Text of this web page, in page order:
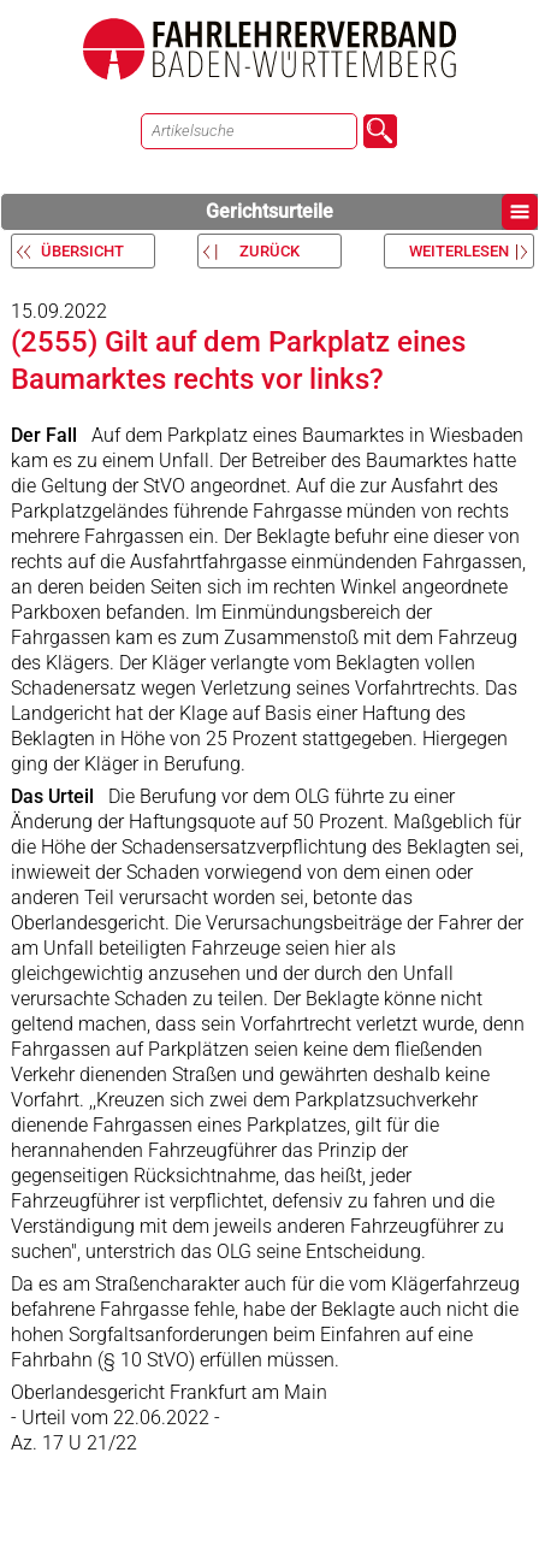
Gerichtsurteile
ÜBERSICHT ZURÜCK WEITERLESEN
15.09.2022
(2555) Gilt auf dem Parkplatz eines
Baumarktes rechts vor links?
Der Fall
Auf dem Parkplatz eines Baumarktes in Wiesbaden
kam es zu einem Unfall. Der Betreiber des Baumarktes hatte
die Geltung der StVO angeordnet. Auf die zur Ausfahrt des
Parkplatzgeländes führende Fahrgasse münden von rechts
mehrere Fahrgassen ein. Der Beklagte befuhr eine dieser von
rechts auf die Ausfahrtfahrgasse einmündenden Fahrgassen,
an deren beiden Seiten sich im rechten Winkel angeordnete
Parkboxen befanden. Im Einmündungsbereich der
Fahrgassen kam es zum Zusammenstoß mit dem Fahrzeug
des Klägers. Der Kläger verlangte vom Beklagten vollen
Schadenersatz wegen Verletzung seines Vorfahrtrechts. Das
Landgericht hat der Klage auf Basis einer Haftung des
Beklagten in Höhe von 25 Prozent stattgegeben. Hiergegen
ging der Kläger in Berufung.
Das Urteil
Die Berufung vor dem OLG führte zu einer
Änderung der Haftungsquote auf 50 Prozent. Maßgeblich für
die Höhe der Schadensersatzverpflichtung des Beklagten sei,
inwieweit der Schaden vorwiegend von dem einen oder
anderen Teil verursacht worden sei, betonte das
Oberlandesgericht. Die Verursachungsbeiträge der Fahrer der
am Unfall beteiligten Fahrzeuge seien hier als
gleichgewichtig anzusehen und der durch den Unfall
verursachte Schaden zu teilen. Der Beklagte könne nicht
geltend machen, dass sein Vorfahrtrecht verletzt wurde, denn
Fahrgassen auf Parkplätzen seien keine dem fließenden
Verkehr dienenden Straßen und gewährten deshalb keine
Vorfahrt. ,,Kreuzen sich zwei dem Parkplatzsuchverkehr
dienende Fahrgassen eines Parkplatzes, gilt für die
herannahenden Fahrzeugführer das Prinzip der
gegenseitigen Rücksichtnahme, das heißt, jeder
Fahrzeugführer ist verpflichtet, defensiv zu fahren und die
Verständigung mit dem jeweils anderen Fahrzeugführer zu
suchen", unterstrich das OLG seine Entscheidung.
Da es am Straßencharakter auch für die vom Klägerfahrzeug
befahrene Fahrgasse fehle, habe der Beklagte auch nicht die
hohen Sorgfaltsanforderungen beim Einfahren auf eine
Fahrbahn (§ 10 StVO) erfüllen müssen.
Oberlandesgericht Frankfurt am Main
- Urteil vom 22.06.2022 -
Az. 17 U 21/22